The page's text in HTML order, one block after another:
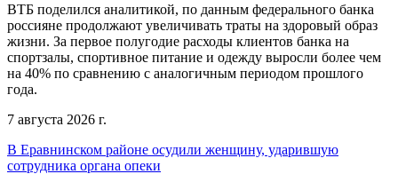
ВТБ поделился аналитикой, по данным федерального банка
россияне продолжают увеличивать траты на здоровый образ
жизни. За первое полугодие расходы клиентов банка на
спортзалы, спортивное питание и одежду выросли более чем
на 40% по сравнению с аналогичным периодом прошлого
года.
7 августа 2026 г.
В Еравнинском районе осудили женщину, ударившую
сотрудника органа опеки